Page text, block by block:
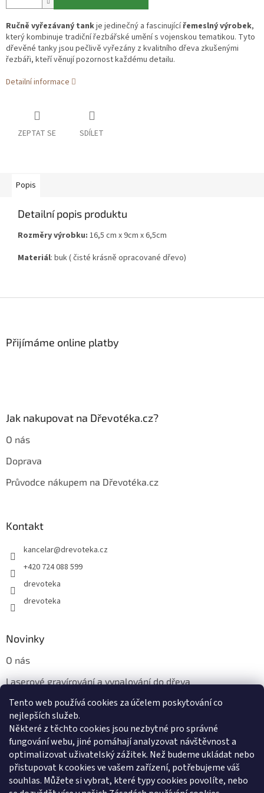
Tento web používá cookies za účelem poskytování co
nejlepších služeb.
Některé z těchto cookies jsou nezbytné pro správné
fungování webu, jiné pomáhají analyzovat návštěvnost a
optimalizovat uživatelský zážitek. Než budeme ukládat nebo
přistupovat k cookies ve vašem zařízení, potřebujeme váš
souhlas. Můžete si vybrat, které typy cookies povolíte, nebo
Ručně vyřezávaný tankje jedinečný a fascinujícířemeslný výrobek,
který kombinuje tradiční řezbářské umění s vojenskou tematikou. Tyto
dřevěné tanky jsou pečlivě vyřezány z kvalitního dřeva zkušenými
řezbáři, kteří věnují pozornost každému detailu.
Detailní informace
ZEPTAT SE SDÍLET
Popis
Detailní popis produktu
Rozměry výrobku: 16,5 cm x 9cm x 6,5cm
Materiál: buk ( čisté krásně opracované dřevo)
Přijímáme online platby
Jak nakupovat na Dřevotéka.cz?
O nás
Doprava
Průvodce nákupem na Dřevotéka.cz
Kontakt
kancelar@drevoteka.cz
+420 724 088 599
drevoteka
drevoteka
Novinky
O nás
Laserové gravírování a vypalování do dřeva
Proč jíst z přírodních dřevěných talířů: Ekologická a Stylová
Volba